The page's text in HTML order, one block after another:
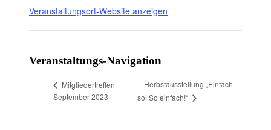
Veranstaltungsort-Website anzeigen
Veranstaltungs-Navigation
Mitgliedertreffen
September 2023
Herbstausstellung „Einfach
so! So einfach!“